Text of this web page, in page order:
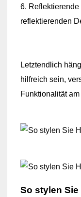
6.
reflektierenden
Letztendlich
hilfreich sein,
Funktionalität
So stylen